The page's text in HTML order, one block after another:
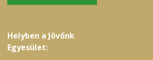
Helyben a Jövőnk
Egyesület: